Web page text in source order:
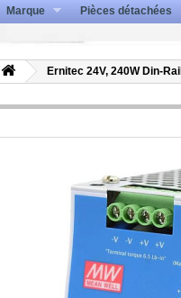
Marque Pièces détachées
Ernitec 24V, 240W Din-